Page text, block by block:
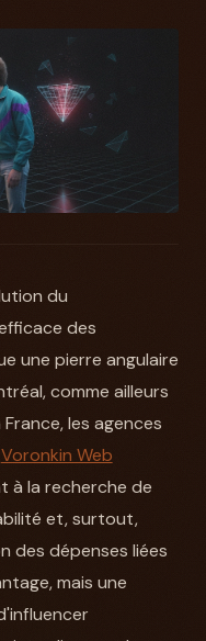
du
des
une pierre angulaire
comme ailleurs
les agences
Voronkin Web
à la recherche de
et, surtout,
des dépenses liées
mais une